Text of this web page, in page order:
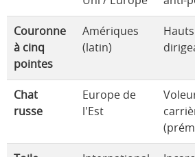
Couronne
à cinq
pointes
Amériques
(latin)
Hauts
Chat
russe
Europe de
l'Est